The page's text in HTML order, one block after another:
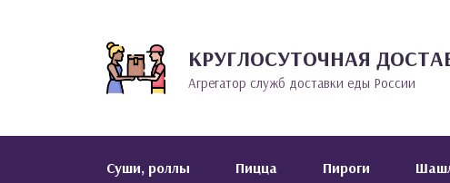
КРУГЛОСУТОЧНАЯ
Агрегатор служб доставки еды России
Cуши, роллы Пицца Пироги